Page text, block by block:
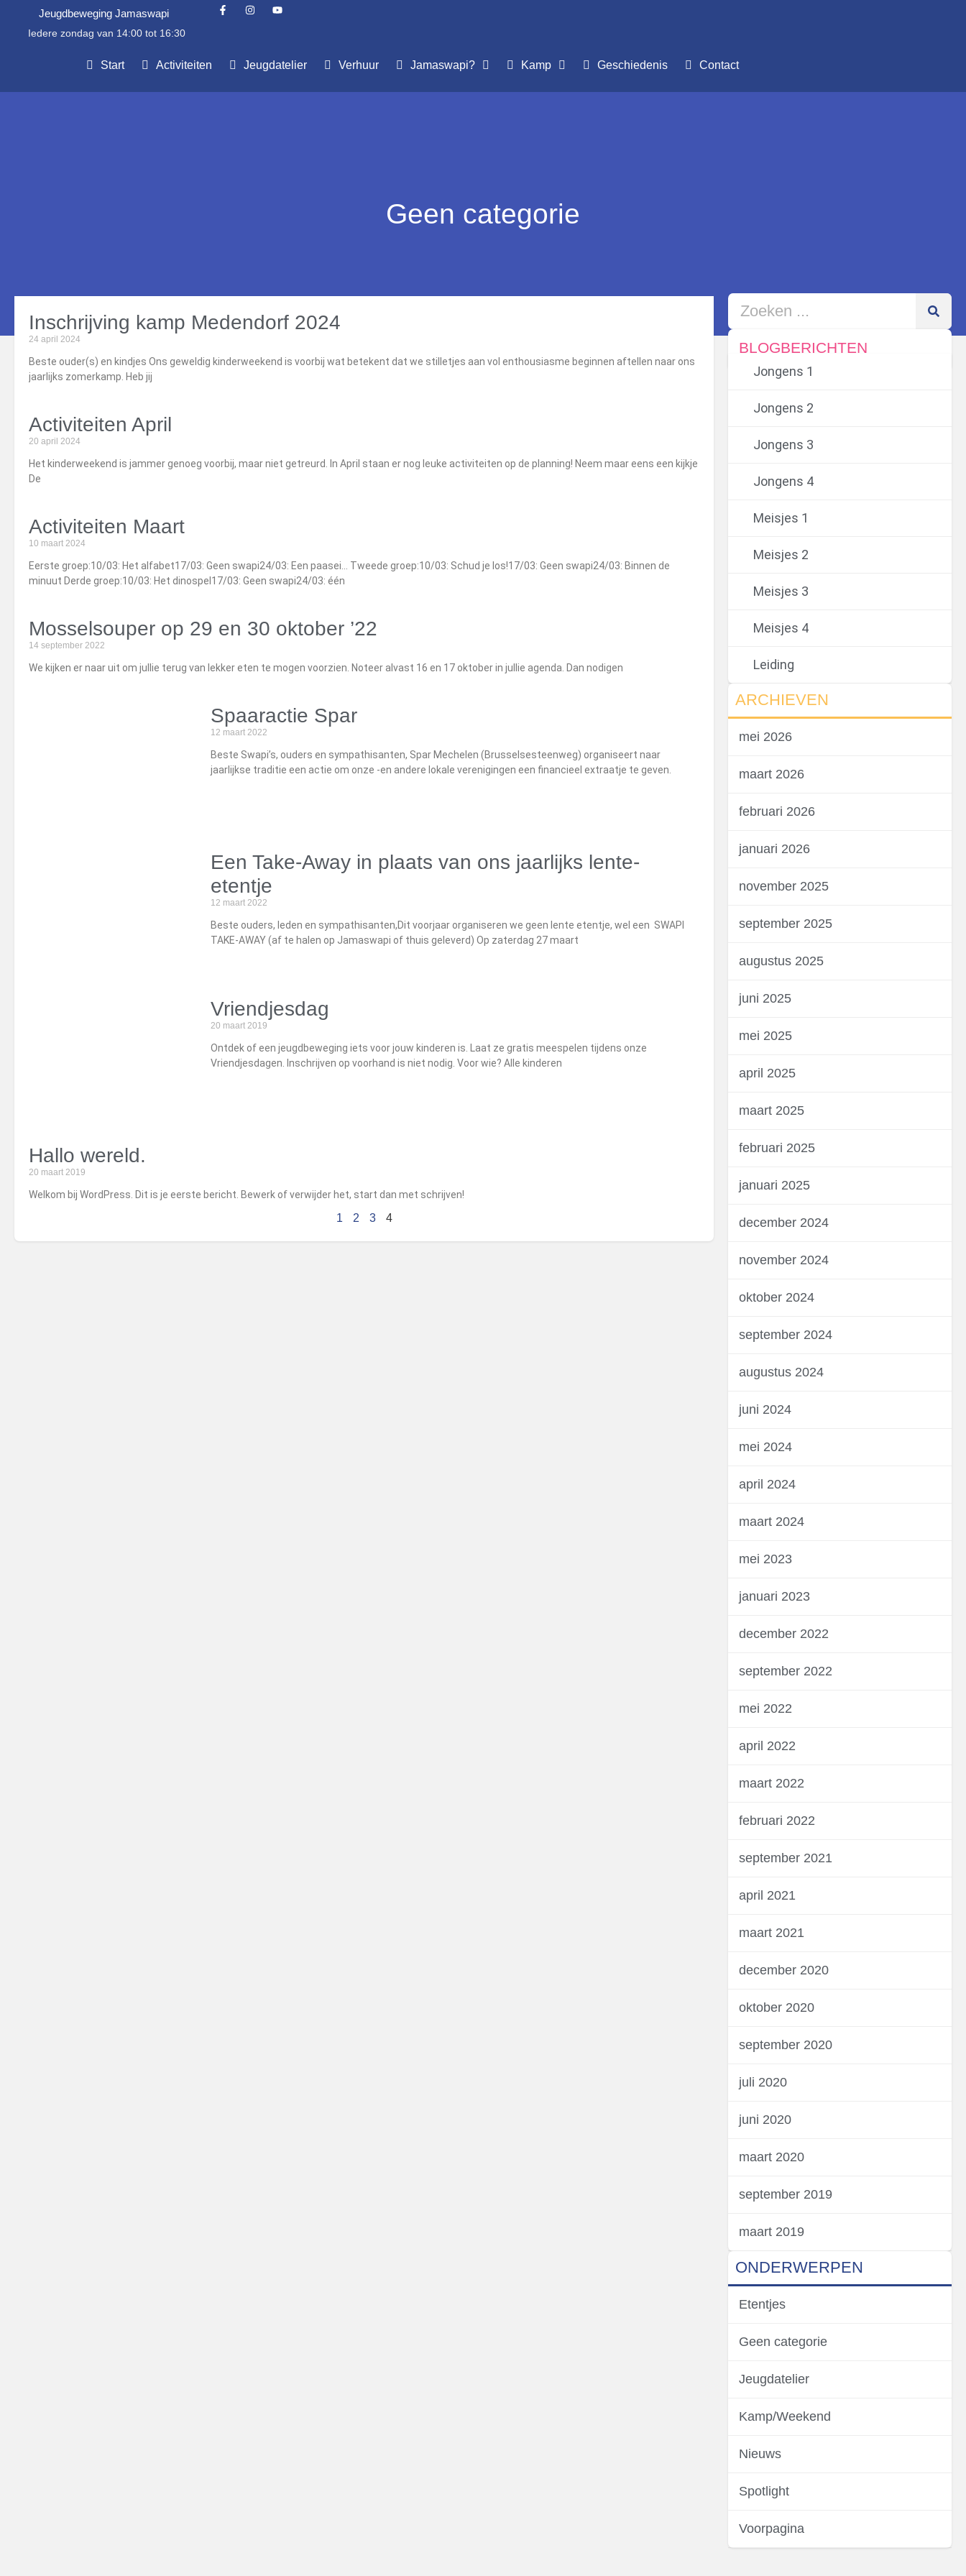
Jeugdbeweging Jamaswapi
Iedere zondag van 14:00 tot 16:30
Start Activiteiten Jeugdatelier Verhuur Jamaswapi? Kamp Geschiedenis Contact
Geen categorie
Inschrijving kamp Medendorf 2024
24 april 2024
Beste ouder(s) en kindjes Ons geweldig kinderweekend is voorbij wat betekent dat we stilletjes aan vol enthousiasme beginnen aftellen naar ons
jaarlijks zomerkamp. Heb jij
Activiteiten April
20 april 2024
Het kinderweekend is jammer genoeg voorbij, maar niet getreurd. In April staan er nog leuke activiteiten op de planning! Neem maar eens een kijkje
De
Activiteiten Maart
10 maart 2024
Eerste groep:10/03: Het alfabet17/03: Geen swapi24/03: Een paasei… Tweede groep:10/03: Schud je los!17/03: Geen swapi24/03: Binnen de
minuut Derde groep:10/03: Het dinospel17/03: Geen swapi24/03: één
Mosselsouper op 29 en 30 oktober ’22
14 september 2022
We kijken er naar uit om jullie terug van lekker eten te mogen voorzien. Noteer alvast 16 en 17 oktober in jullie agenda. Dan nodigen
Spaaractie Spar
12 maart 2022
Beste Swapi’s, ouders en sympathisanten, Spar Mechelen (Brusselsesteenweg) organiseert naar
jaarlijkse traditie een actie om onze -en andere lokale verenigingen een financieel extraatje te geven.
Een Take-Away in plaats van ons jaarlijks lente-
etentje
12 maart 2022
Beste ouders, leden en sympathisanten,Dit voorjaar organiseren we geen lente etentje, wel een SWAPI
TAKE-AWAY (af te halen op Jamaswapi of thuis geleverd) Op zaterdag 27 maart
Vriendjesdag
20 maart 2019
Ontdek of een jeugdbeweging iets voor jouw kinderen is. Laat ze gratis meespelen tijdens onze
Vriendjesdagen. Inschrijven op voorhand is niet nodig. Voor wie? Alle kinderen
Hallo wereld.
20 maart 2019
Welkom bij WordPress. Dit is je eerste bericht. Bewerk of verwijder het, start dan met schrijven!
1 2 3 4
BLOGBERICHTEN
Jongens 1
Jongens 2
Jongens 3
Jongens 4
Meisjes 1
Meisjes 2
Meisjes 3
Meisjes 4
Leiding
ARCHIEVEN
mei 2026
maart 2026
februari 2026
januari 2026
november 2025
september 2025
augustus 2025
juni 2025
mei 2025
april 2025
maart 2025
februari 2025
januari 2025
december 2024
november 2024
oktober 2024
september 2024
augustus 2024
juni 2024
mei 2024
april 2024
maart 2024
mei 2023
januari 2023
december 2022
september 2022
mei 2022
april 2022
maart 2022
februari 2022
september 2021
april 2021
maart 2021
december 2020
oktober 2020
september 2020
juli 2020
juni 2020
maart 2020
september 2019
maart 2019
ONDERWERPEN
Etentjes
Geen categorie
Jeugdatelier
Kamp/Weekend
Nieuws
Spotlight
Voorpagina